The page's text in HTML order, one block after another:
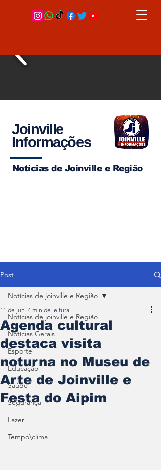
Joinville
Informações
Notícias de Joinville e Região
Post
Notícias de joinville e Região
Notícias Gerais
Esporte
Educação
Saúde
Segurança
Lazer
Tempo\clima
Notícias de joinville e Região
Agenda cultural
destaca visita
noturna no Museu de
Arte de Joinville e
Festa do Aipim
11 de jun. 4 min de leitura